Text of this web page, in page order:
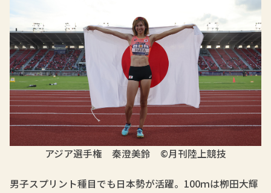
アジア選手権 秦澄美鈴 ©月刊陸上競技
男子スプリント種目でも日本勢が活躍。100ｍは栁田大輝